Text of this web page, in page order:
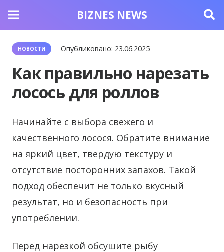
BIZNES NEWS
НОВОСТИ Опубликовано: 23.06.2025
Как правильно нарезать
лосось для роллов
Начинайте с выбора свежего и
качественного лосося. Обратите внимание
на яркий цвет, твердую текстуру и
отсутствие посторонних запахов. Такой
подход обеспечит не только вкусный
результат, но и безопасность при
употреблении.
Перед нарезкой обсушите рыбу